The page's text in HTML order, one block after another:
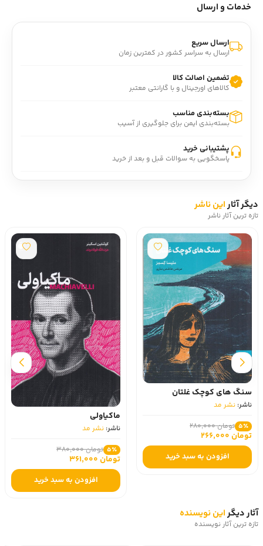
خدمات و ارسال
ارسال سریع
ارسال به سراسر کشور در کمترین زمان
تضمین اصالت کالا
کالاهای اورجینال و با گارانتی معتبر
بسته‌بندی مناسب
بسته‌بندی ایمن برای جلوگیری از آسیب
پشتیبانی خرید
پاسخگویی به سوالات قبل و بعد از خرید
دیگر آثاراین ناشر
تازه ترین آثار ناشر
سنگ های کوچک غلتان
ناشر: نشر مد
5٪ تومان 280,000
تومان 266,000
افزودن به سبد خرید
ماکیاولی
ناشر: نشر مد
5٪ تومان 380,000
تومان 361,000
افزودن به سبد خرید
آثار دیگراین نویسنده
تازه ترین آثار نویسنده